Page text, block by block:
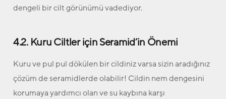
dengeli bir cilt görünümü vadediyor.
4.2. Kuru Ciltler için Seramid’in Önemi
Kuru ve pul pul dökülen bir cildiniz varsa sizin aradığınız
çözüm de seramidlerde olabilir! Cildin nem dengesini
korumaya yardımcı olan ve su kaybına karşı